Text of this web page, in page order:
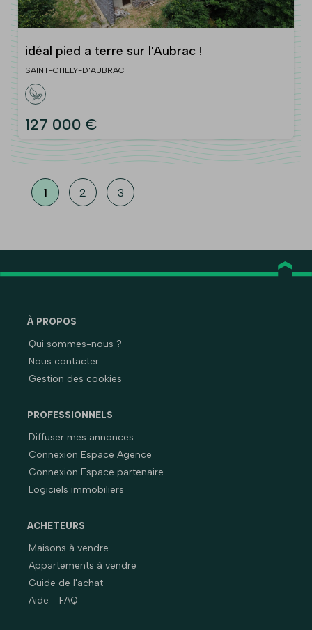
idéal pied a terre sur l'Aubrac !
SAINT-CHELY-D'AUBRAC
127 000 €
1 2 3
À PROPOS
Qui sommes-nous ?
Nous contacter
Gestion des cookies
PROFESSIONNELS
Diffuser mes annonces
Connexion Espace Agence
Connexion Espace partenaire
Logiciels immobiliers
ACHETEURS
Maisons à vendre
Appartements à vendre
Guide de l'achat
Aide - FAQ